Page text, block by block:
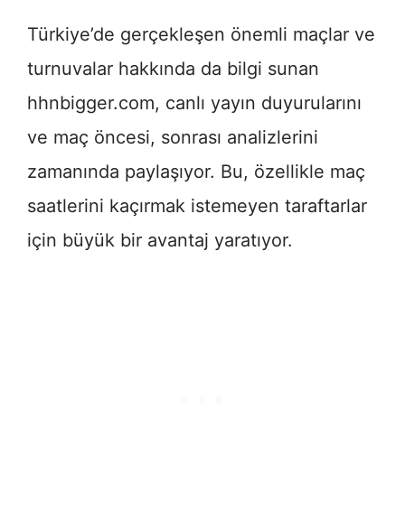
Türkiye’de gerçekleşen önemli maçlar ve
turnuvalar hakkında da bilgi sunan
hhnbigger.com, canlı yayın duyurularını
ve maç öncesi, sonrası analizlerini
zamanında paylaşıyor. Bu, özellikle maç
saatlerini kaçırmak istemeyen taraftarlar
için büyük bir avantaj yaratıyor.